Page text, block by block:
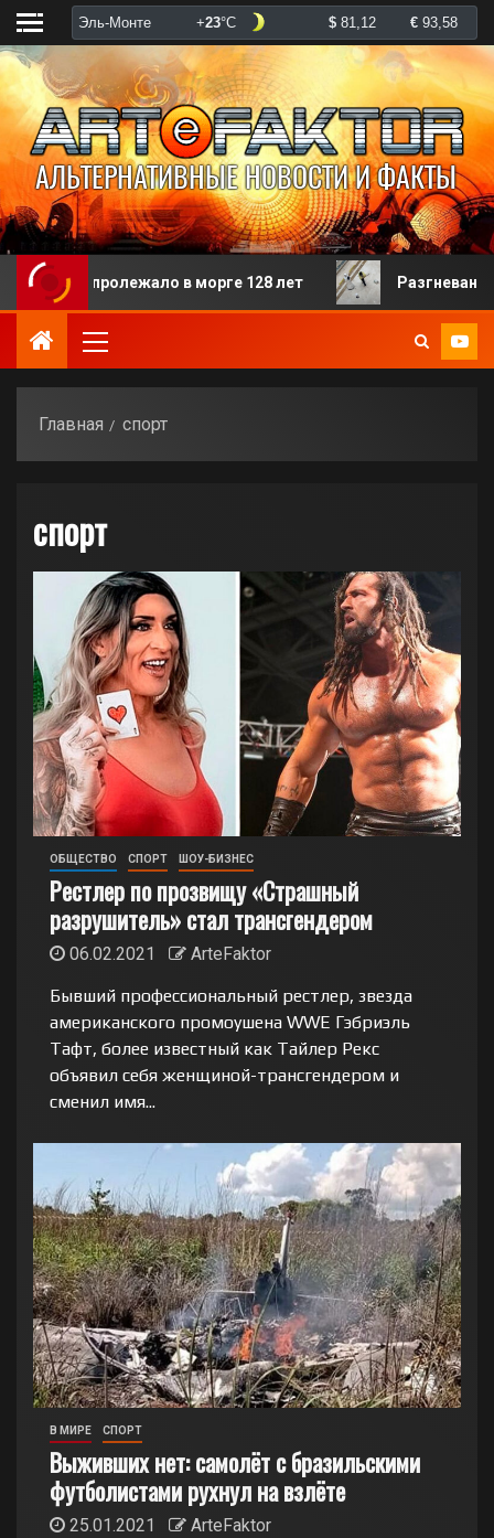
пролежало в морге 128 лет Разгневанная
Главная спорт
спорт
ОБЩЕСТВО СПОРТ ШОУ-БИЗНЕС
Рестлер по прозвищу «Страшный
разрушитель» стал трансгендером
06.02.2021
ArteFaktor
Бывший профессиональный рестлер, звезда
американского промоушена WWE Гэбриэль
Тафт, более известный как Тайлер Рекс
объявил себя женщиной-трансгендером и
сменил имя...
В МИРЕ СПОРТ
Выживших нет: самолёт с бразильскими
футболистами рухнул на взлёте
25.01.2021
ArteFaktor